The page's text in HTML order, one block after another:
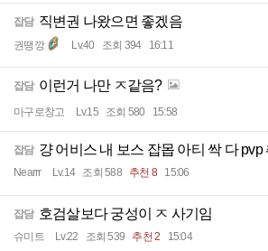
잡담 직변권 나왔으면 좋겠음
권땡깡 Lv.40 조회 394 16:11
잡담 이런거 나만 ㅈ같음?
마구로창고 Lv.15 조회 580 15:58
잡담 걍 어비스 내 보스 잡몹 아티 싹 다 pvp
Nearrr Lv.14 조회 588 추천 8 15:06
잡담 호검살보다 궁성이 ㅈ 사기임
슈미트 Lv.22 조회 539 추천 2 15:04